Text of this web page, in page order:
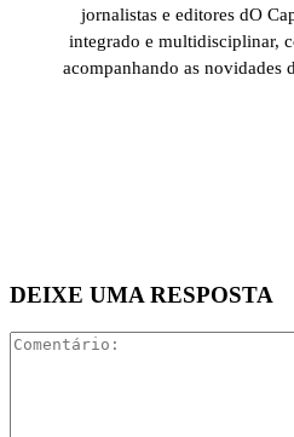
jornalistas e editores dO
integrado e multidisciplinar,
acompanhando as novidades
DEIXE UMA RESPOSTA